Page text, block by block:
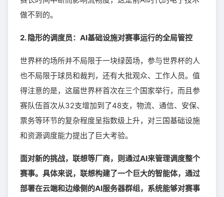
做不到的。
2. 隐形的调度员：AI基础设施对赛事运行的全局管控
世界杯的场所并不局限于一块绿茵场，参与世界杯的人
也不局限于球员和裁判，还有大批观众、工作人员。值
得注意的是，这届世界杯首次在三个国家举行，而且参
赛队伍首次从32支增加到了48支，物流、通信、安保、
票务等环节的复杂程度呈指数级上升，对三国基础设施
和资源调度能力提出了巨大考验。
面对新的挑战，联想等厂商，则通过AI来管理调度整个
赛事。具体来说，联想构建了一个巨大的智能体，通过
部署在云端和边缘侧的AI服务器群组，系统能够对赛事